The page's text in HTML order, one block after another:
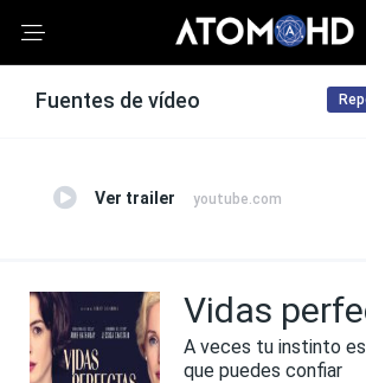
Fuentes de vídeo
Ver trailer youtube.com
Vidas
A veces tu instinto
que puedes confiar